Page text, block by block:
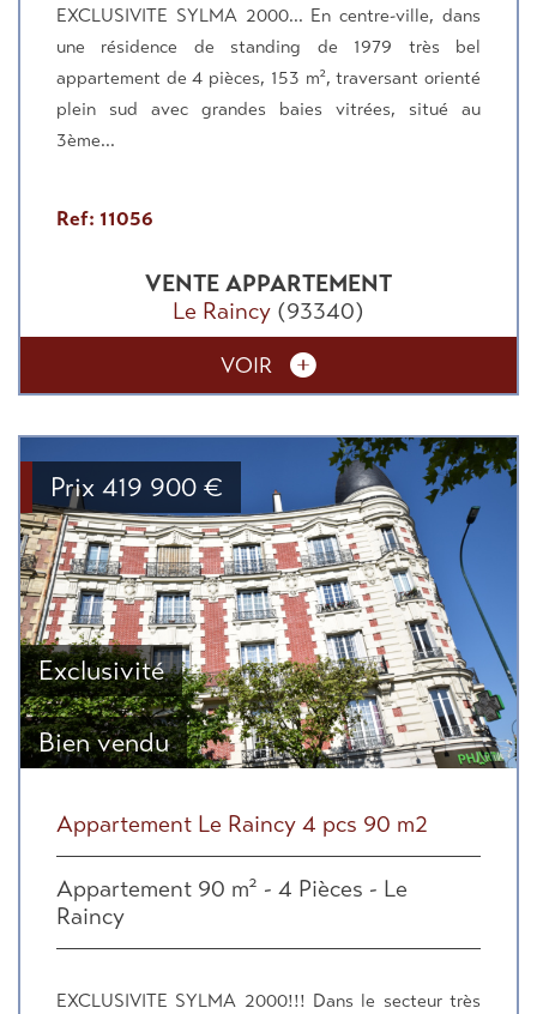
EXCLUSIVITE SYLMA 2000... En centre-ville, dans
une résidence de standing de 1979 très bel
appartement de 4 pièces, 153 m², traversant orienté
plein sud avec grandes baies vitrées, situé au
3ème...
Ref: 11056
VENTE APPARTEMENT
Le Raincy (93340)
VOIR
Bien vendu
Exclusivité
Prix 419 900 €
Appartement Le Raincy 4 pcs 90 m2
Appartement 90 m² - 4 Pièces - Le
Raincy
EXCLUSIVITE SYLMA 2000!!! Dans le secteur très